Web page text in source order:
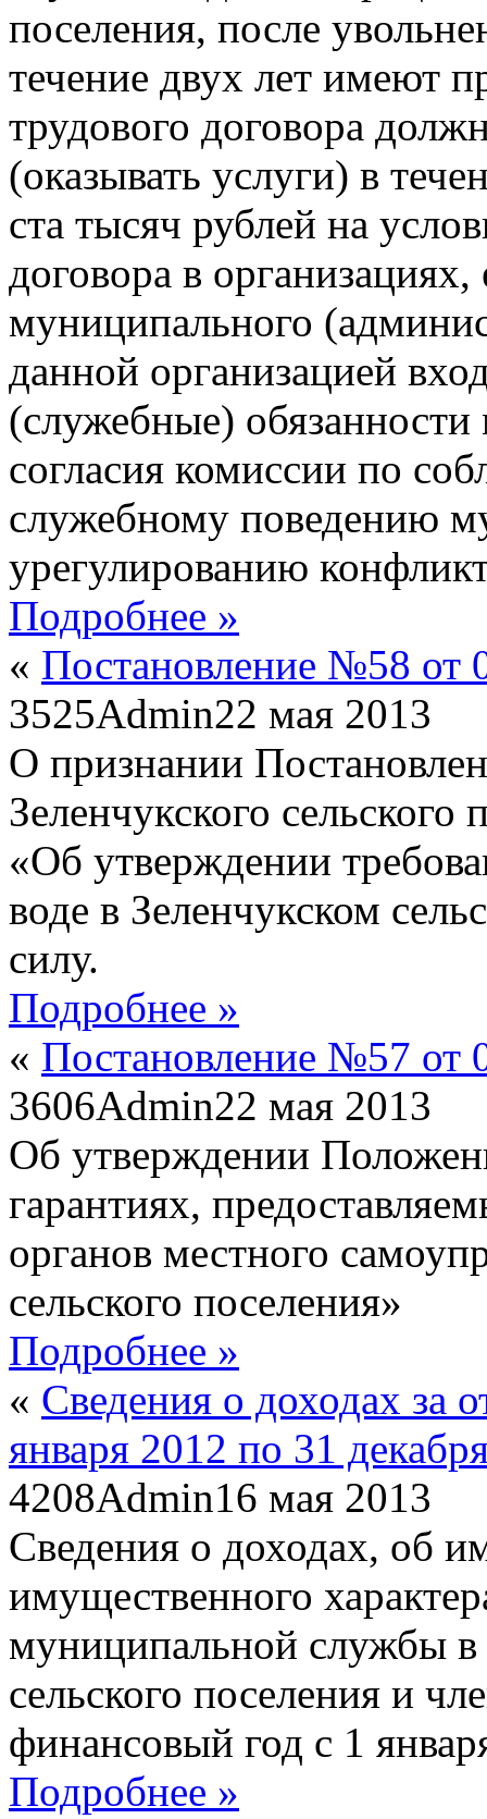
поселения, после
течение двух лет имеют
трудового договора
(оказывать услуги) в
ста тысяч рублей на
договора в
муниципального
данной организацией
(служебные)
согласия комиссии по
служебному поведению
урегулированию
Подробнее »
« Постановление №58 от
3525Admin22 мая 2013
О признании
Зеленчукского
«Об утверждении
воде в Зеленчукском
силу.
Подробнее »
« Постановление №57 от
3606Admin22 мая 2013
Об утверждении
гарантиях,
органов местного
сельского поселения»
Подробнее »
« Сведения о доходах за
января 2012 по 31
4208Admin16 мая 2013
Сведения о доходах, об
имущественного
муниципальной службы в
сельского поселения и
финансовый год с 1
Подробнее »